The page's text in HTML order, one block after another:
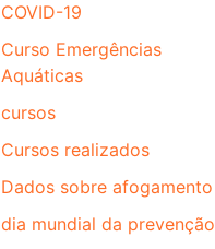
COVID-19
Curso Emergências
Aquáticas
cursos
Cursos realizados
Dados sobre afogamento
dia mundial da prevenção